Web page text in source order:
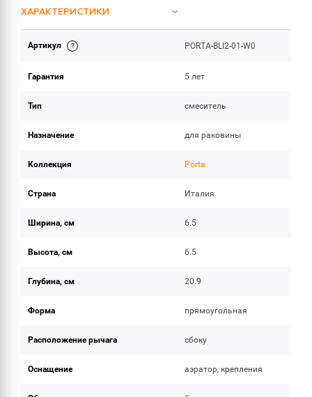
ХАРАКТЕРИСТИКИ
ОБЪЕМ ПОСТАВКИ
Артикул PORTA-BLI2-01-W0
Гарантия 5 лет
Тип смеситель
Назначение для раковины
Коллекция Porta
Страна Италия
Ширина, см 6.5
Высота, см 6.5
Глубина, см 20.9
Форма прямоугольная
Расположение рычага сбоку
Оснащение аэратор, крепления